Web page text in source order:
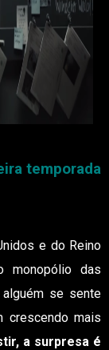
temporada
e do Reino
monopólio das
se sente
crescendo mais
a surpresa é